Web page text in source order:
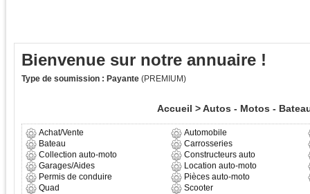
Bienvenue sur notre annuaire !
Type de soumission : Payante (PREMIUM)
Accueil >Autos - Motos -
Achat/Vente
Automobile
Bateau
Carrosseries
Collection auto-moto
Constructeurs auto
Garages/Aides
Location auto-moto
Permis de conduire
Pièces auto-moto
Quad
Scooter